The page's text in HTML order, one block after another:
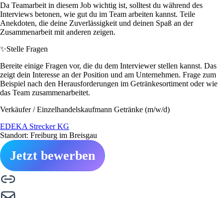
Da Teamarbeit in diesem Job wichtig ist, solltest du während des
Interviews betonen, wie gut du im Team arbeiten kannst. Teile
Anekdoten, die deine Zuverlässigkeit und deinen Spaß an der
Zusammenarbeit mit anderen zeigen.
✨Stelle Fragen
Bereite einige Fragen vor, die du dem Interviewer stellen kannst. Das
zeigt dein Interesse an der Position und am Unternehmen. Frage zum
Beispiel nach den Herausforderungen im Getränkesortiment oder wie
das Team zusammenarbeitet.
Verkäufer / Einzelhandelskaufmann Getränke (m/w/d)
EDEKA Strecker KG
Standort: Freiburg im Breisgau
Jetzt bewerben